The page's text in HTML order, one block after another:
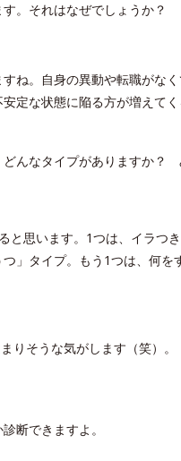
。それはなぜでしょうか？
ね。自身の異動や転職がな
定な状態に陥る方が増えてく
んなタイプがありますか？
思います。1つは、イラつ
」タイプ。もう1つは、何を
りそうな気がします（笑）。
断できますよ。